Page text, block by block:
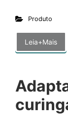
Produto
Leia+Mais